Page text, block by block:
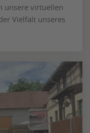
unsere virtuellen
Vielfalt unseres